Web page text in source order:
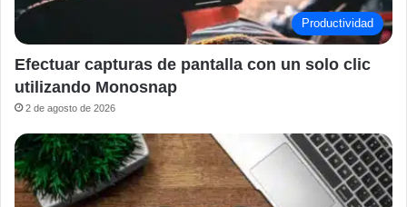
Productividad
Efectuar capturas de pantalla con un solo clic
utilizando Monosnap
2 de agosto de 2026